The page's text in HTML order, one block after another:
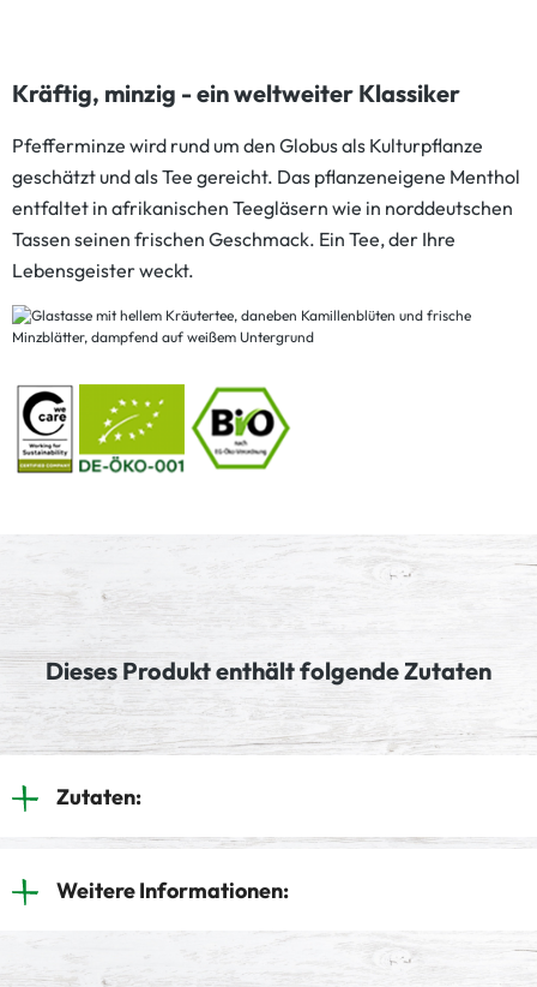
Kräftig, minzig - ein weltweiter Klassiker
Pfefferminze wird rund um den Globus als Kulturpflanze
geschätzt und als Tee gereicht. Das pflanzeneigene Menthol
entfaltet in afrikanischen Teegläsern wie in norddeutschen
Tassen seinen frischen Geschmack. Ein Tee, der Ihre
Lebensgeister weckt.
Dieses Produkt enthält folgende Zutaten
Zutaten:
Weitere Informationen: